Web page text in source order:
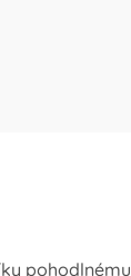
pohodlnému